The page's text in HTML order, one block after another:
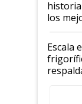
los
Escala